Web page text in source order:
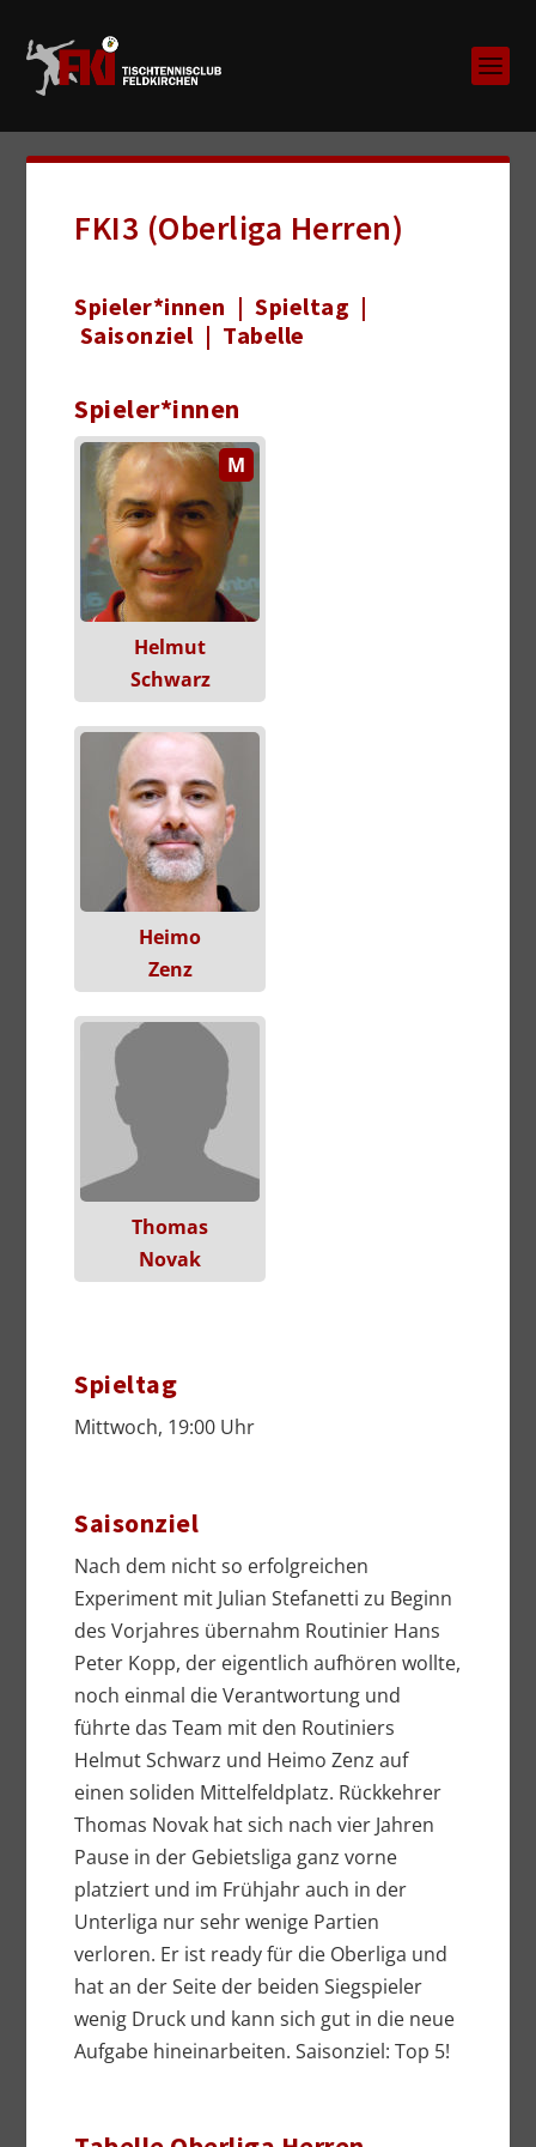
FKI3 (Oberliga Herren)
Spieler*innen |Spieltag |
Saisonziel| Tabelle
Spieler*innen
M
Helmut
Schwarz
Heimo
Zenz
Thomas
Novak
Spieltag
Mittwoch, 19:00 Uhr
Saisonziel
Nach dem nicht so erfolgreichen
Experiment mit Julian Stefanetti zu Beginn
des Vorjahres übernahm Routinier Hans
Peter Kopp, der eigentlich aufhören wollte,
noch einmal die Verantwortung und
führte das Team mit den Routiniers
Helmut Schwarz und Heimo Zenz auf
einen soliden Mittelfeldplatz. Rückkehrer
Thomas Novak hat sich nach vier Jahren
Pause in der Gebietsliga ganz vorne
platziert und im Frühjahr auch in der
Unterliga nur sehr wenige Partien
verloren. Er ist ready für die Oberliga und
hat an der Seite der beiden Siegspieler
wenig Druck und kann sich gut in die neue
Aufgabe hineinarbeiten. Saisonziel: Top 5!